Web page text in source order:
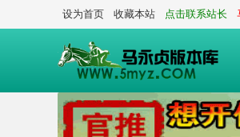
设为首页 收藏本站 点击联系站长
传奇脚本技术